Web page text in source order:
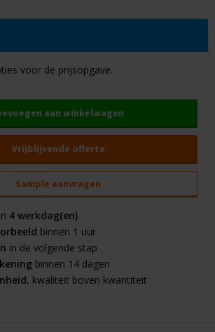
voor de prijsopgave.
aan winkelwagen
Vrijblijvende offerte
Sample aanvragen
4 werkdag(en)
binnen 1 uur
in de volgende stap
binnen 14 dagen
, kwaliteit boven kwantiteit